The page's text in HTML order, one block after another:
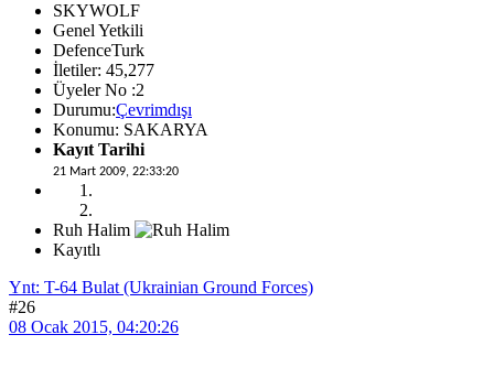
SKYWOLF
Genel Yetkili
DefenceTurk
İletiler: 45,277
Üyeler No :2
Durumu:Çevrimdışı
Konumu: SAKARYA
Kayıt Tarihi
21 Mart 2009, 22:33:20
Ruh Halim
Kayıtlı
Ynt: T-64 Bulat (Ukrainian Ground Forces)
#26
08 Ocak 2015, 04:20:26